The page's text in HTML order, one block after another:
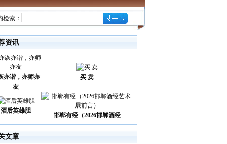
检索：
资讯
亦谐，亦师亦
友
买 卖
酒后英雄胆
邯郸有经（2026邯郸酒经
文章